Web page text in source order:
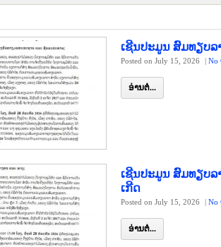
ເຊີນປະມູນ ສົມທຽບລ
Posted on July 15, 2026 | No
ອ່ານຕໍ່...
ເຊີນປະມູນ ສົມທຽບລ
ເກີດ
Posted on July 15, 2026 | No
ອ່ານຕໍ່...